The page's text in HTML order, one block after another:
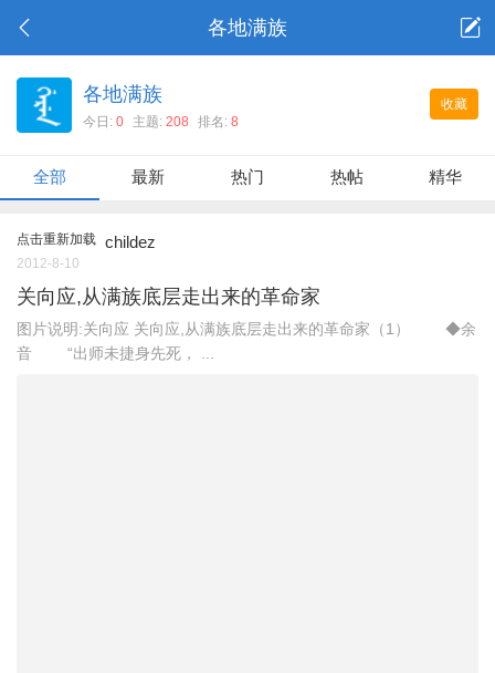
各地满族
收藏
各地满族
今日: 0 主题: 208 排名: 8
全部 最新 热门 热帖 精华
点击重新加载 childez
2012-8-10
关向应,从满族底层走出来的革命家
图片说明:关向应 关向应,从满族底层走出来的革命家（1） ◆余
音 “出师未捷身先死， ...